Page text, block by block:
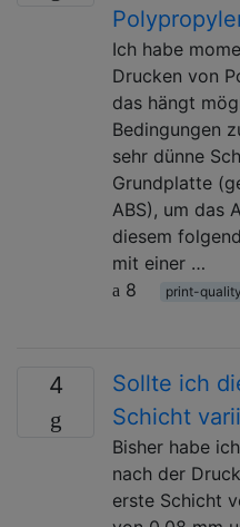
Ich habe
Drucken von
das hängt
Bedingungen
sehr dünne
Grundplatte
ABS), um das
diesem
mit einer …
8
print-quality
4
Sollte ich
Schicht
Bisher habe
nach der
erste Schicht